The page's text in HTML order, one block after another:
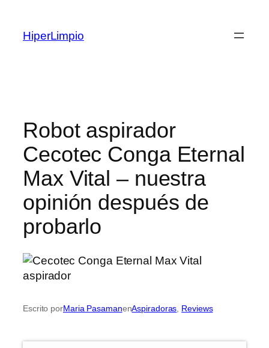
HiperLimpio
Robot aspirador
Cecotec Conga Eternal
Max Vital – nuestra
opinión después de
probarlo
Escrito porMaria PasamanenAspiradoras Reviews